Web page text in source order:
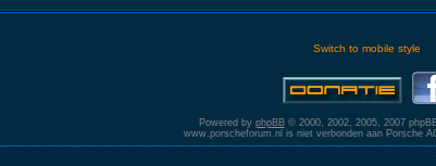
Switch to mobile style
Powered by phpBB© 2000, 2002, 2005, 2007
www.porscheforum.nl is niet verbonden aan Porsche